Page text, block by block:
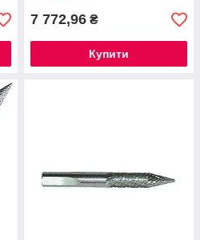
7 772,96 ₴
Купити